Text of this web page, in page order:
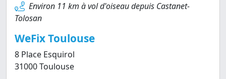
Environ 11 km à vol d'oiseau depuis Castanet-
Tolosan
WeFix Toulouse
8 Place Esquirol
31000 Toulouse